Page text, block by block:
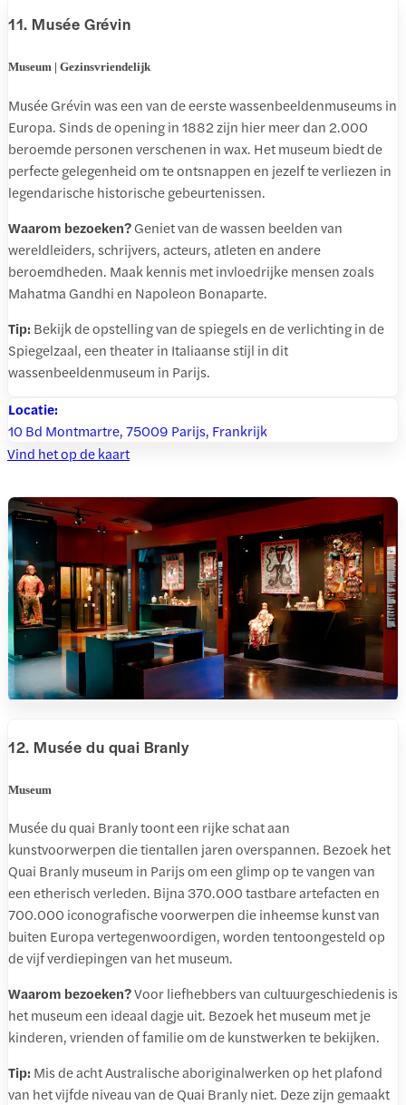
11. Musée Grévin
Museum | Gezinsvriendelijk
Musée Grévin was een van de eerste wassenbeeldenmuseums in
Europa. Sinds de opening in 1882 zijn hier meer dan 2.000
beroemde personen verschenen in wax. Het museum biedt de
perfecte gelegenheid om te ontsnappen en jezelf te verliezen in
legendarische historische gebeurtenissen.
Waarom bezoeken?Geniet van de wassen beelden van
wereldleiders, schrijvers, acteurs, atleten en andere
beroemdheden. Maak kennis met invloedrijke mensen zoals
Mahatma Gandhi en Napoleon Bonaparte.
Tip: Bekijk de opstelling van de spiegels en de verlichting in de
Spiegelzaal, een theater in Italiaanse stijl in dit
wassenbeeldenmuseum in Parijs.
Locatie:
10 Bd Montmartre, 75009 Parijs, Frankrijk
Vind het op de kaart
12. Musée du quai Branly
Museum
Musée du quai Branly toont een rijke schat aan
kunstvoorwerpen die tientallen jaren overspannen. Bezoek het
Quai Branly museum in Parijs om een glimp op te vangen van
een etherisch verleden. Bijna 370.000 tastbare artefacten en
700.000 iconografische voorwerpen die inheemse kunst van
buiten Europa vertegenwoordigen, worden tentoongesteld op
de vijf verdiepingen van het museum.
Waarom bezoeken?Voor liefhebbers van cultuurgeschiedenis is
het museum een ideaal dagje uit. Bezoek het museum met je
kinderen, vrienden of familie om de kunstwerken te bekijken.
Tip: Mis de acht Australische aboriginalwerken op het plafond
van het vijfde niveau van de Quai Branly niet. Deze zijn gemaakt